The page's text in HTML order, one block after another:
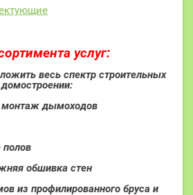
услуг:
весь спектр строительных
монтаж дымоходов
полов
обшивка стен
из профилированного бруса и